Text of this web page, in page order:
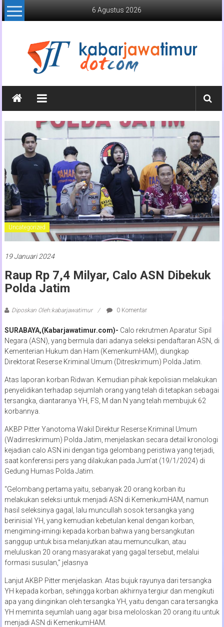
Lompat
ke
6 Agustus 2026
Kabar
Jawa
Timur
Media
Online
Jawa
Timur
Uncategorized
19 Januari 2024
Raup Rp 7,4 Milyar, Calo ASN Dibekuk
Polda Jatim
Diposkan Oleh:kabarjawatimur 0 Komentar
SURABAYA,(Kabarjawatimur.com)- Calo rekrutmen Aparatur Sipil
Negara (ASN), yang bermula dari adanya seleksi pendaftaran ASN, di
Kementerian Hukum dan Ham (KemenkumHAM), diungkap
Direktorat Reserse Kriminal Umum (Ditreskrimum) Polda Jatim.
Atas laporan korban Ridwan. Kemudian pihak kepolisian melakukan
penyelidikan terhadap sejumlah orang yang telah di tetapkan sebagai
tersangka, diantaranya YH, FS, M dan N yang telah membujuk 62
korbannya.
AKBP Pitter Yanotoma Wakil Direktur Reserse Kriminal Umum
(Wadirreskrimum) Polda Jatim, menjelaskan secara detail kronologi
kejadian calo ASN ini dengan tiga gelombang peristiwa yang terjadi,
saat konferensi pers yang dilakukan pada Jum’at (19/1/2024) di
Gedung Humas Polda Jatim.
“Gelombang pertama yaitu, sebanyak 20 orang korban itu
melakukan seleksi untuk menjadi ASN di KemenkumHAM, namun
hasil seleksinya gagal, lalu muncullah sosok tersangka yang
berinisial YH, yang kemudian kebetulan kenal dengan korban,
mengiming-imingi kepada korban bahwa yang bersangkutan
sanggup untuk bisa melanjutkan atau memunculkan, atau
meluluskan 20 orang masyarakat yang gagal tersebut, melalui
formasi susulan,” jelasnya
Lanjut AKBP Pitter menjelaskan. Atas bujuk rayunya dari tersangka
YH kepada korban, sehingga korban akhirnya tergiur dan mengikuti
apa yang diinginkan oleh tersangka YH, yaitu dengan cara tersangka
YH meminta sejumlah uang agar bisa meloloskan 20 orang itu untuk
menjadi ASN di KemenkumHAM.